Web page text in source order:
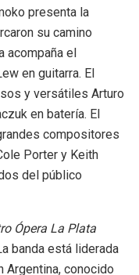
presenta la
su camino
acompaña el
en guitarra. El
y versátiles Arturo
en batería. El
compositores
Porter y Keith
del público
Ópera La Plata
banda está liderada
Argentina, conocido